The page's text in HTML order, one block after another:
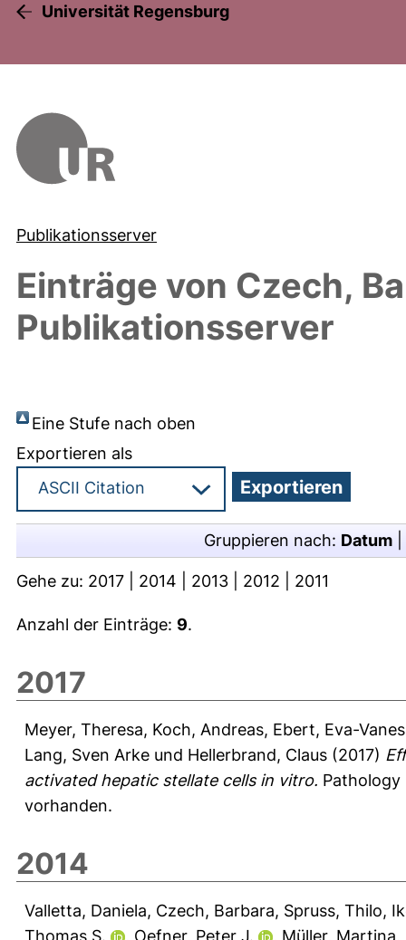
Universität Regensburg
Publikationsserver
Einträge von Czech,
Publikationsserver
Eine Stufe nach oben
Exportieren als
Gruppieren nach: Datum
Gehe zu: 2017 2014 2013 2012 2011
Anzahl der Einträge: 9.
2017
Meyer, Theresa, Koch, Andreas, Ebert, Eva-
Lang, Sven Arke und Hellerbrand, Claus (2017)
activated hepatic stellate cells in vitro.
vorhanden.
2014
Valletta, Daniela, Czech, Barbara, Spruss, Thilo,
Thomas S.
, Oefner, Peter J. , Müller, Martina,